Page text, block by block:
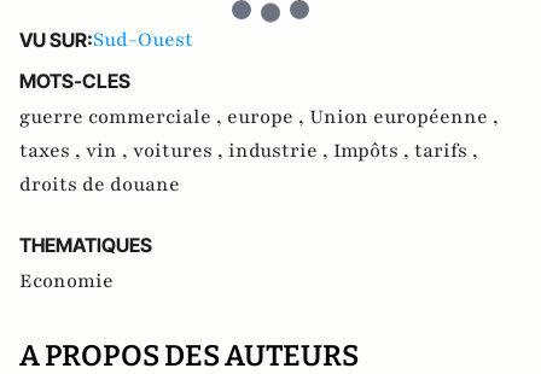
VU SUR:Sud-Ouest
MOTS-CLES
guerre commerciale , europe , Union européenne ,
taxes , vin , voitures , industrie , Impôts , tarifs ,
droits de douane
THEMATIQUES
Economie
A PROPOS DES AUTEURS